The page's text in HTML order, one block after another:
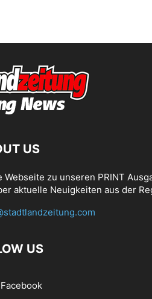
US
zu unseren PRINT
aktuelle Neuigkeiten aus der
US
Facebook